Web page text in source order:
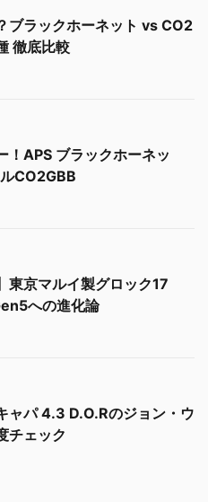
ブラックホーネット vs CO2
徹底比較
！APS ブラックホーネッ
CO2GBB
東京マルイ製グロック17
への進化論
ャパ 4.3 D.O.Rのジョン・ウ
チェック